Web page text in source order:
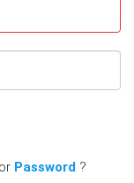
or Password ?